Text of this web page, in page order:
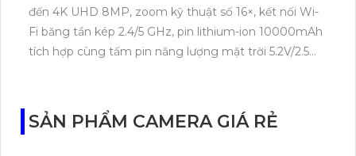
đến 4K UHD 8MP, zoom kỹ thuật số 16×, kết nối Wi-
Fi băng tần kép 2.4/5 GHz, pin lithium-ion 10000mAh
tích hợp cùng tấm pin năng lượng mặt trời 5.2V/2.5W.
SẢN PHẨM CAMERA GIÁ RẺ